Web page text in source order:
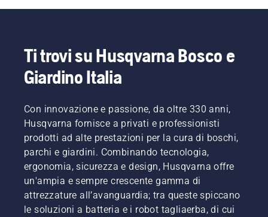
Ogni motosega Husqvarna è frutto di ricerca e
garantiscono prestazioni elevate, riduzione dei
consumi e massimo comfort. Oltre ai tradizionali
perfette per chi cerca praticità e sostenibilità
senza rinunciare alle performance.
La gamma si articola in diverse serie, pensate per
adattarsi a ogni tipo di utilizzo:
Serie 100 e 200 – Motoseghe leggere e
Ti trovi su Husqvarna Bosco e
Giardino Italia
Con innovazione e passione, da oltre 330 anni,
Husqvarna fornisce a privati e professionisti
prodotti ad alte prestazioni per la cura di boschi,
parchi e giardini. Combinando tecnologia,
ergonomia, sicurezza e design, Husqvarna offre
un'ampia e sempre crescente gamma di
attrezzature all’avanguardia; tra queste spiccano
le soluzioni a batteria e i robot tagliaerba, di cui